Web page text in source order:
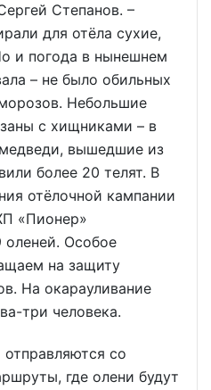
Степанов. –
для отёла сухие,
и погода в нынешнем
– не было обильных
Небольшие
с хищниками – в
вышедшие из
более 20 телят. В
отёлочной кампании
«Пионер»
оленей. Особое
на защиту
На окарауливание
три человека.
со
где олени будут